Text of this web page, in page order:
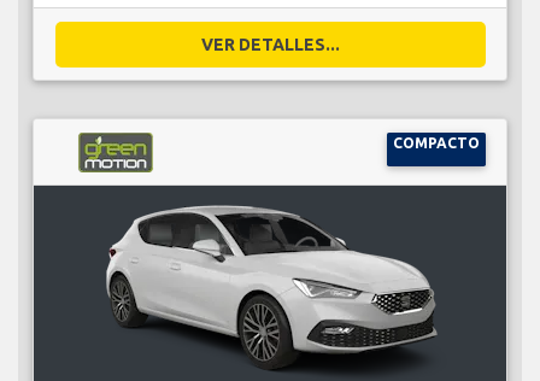
VER DETALLES...
COMPACTO